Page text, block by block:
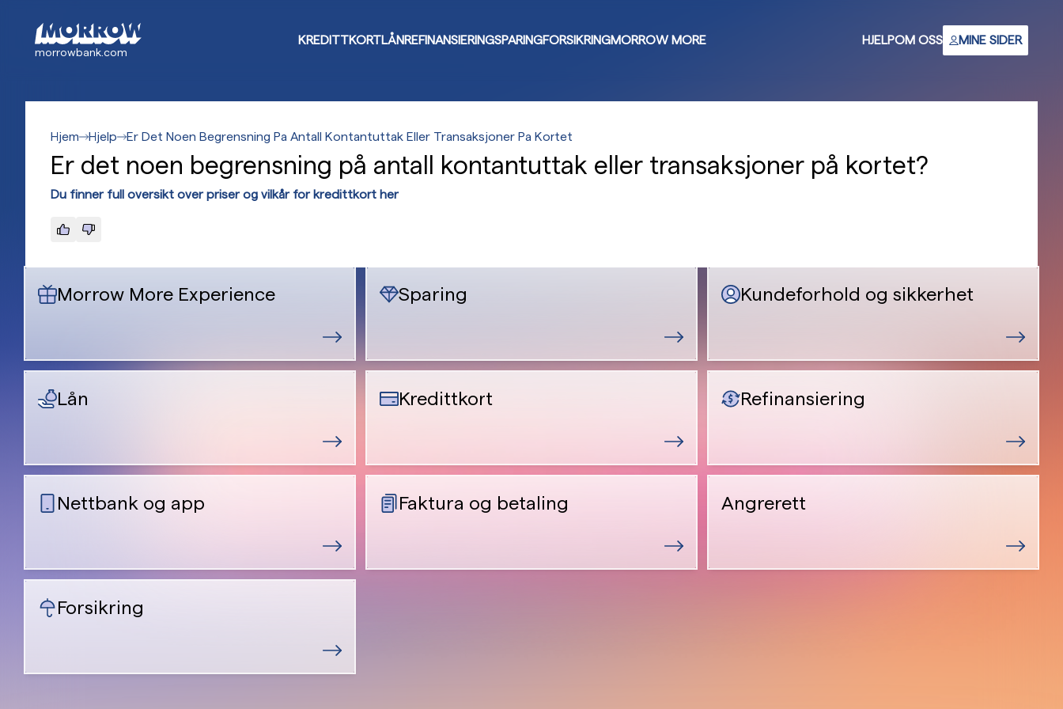
hovedinnhold
morrowbank.com
KREDITTKORTLÅNREFINANSIERINGSPARINGFORSIKRINGMORROW MORE HJELPOM OSS MINE SIDER
Hjem Hjelp Er Det Noen Begrensning Pa Antall Kontantuttak Eller Transaksjoner Pa Kortet
Er det noen begrensning på antall kontantuttak eller transaksjoner på kortet?
Du finner full oversikt over priser og vilkår for kredittkort her
Morrow More Experience Sparing Kundeforhold og sikkerhet
Lån Kredittkort Refinansiering
Nettbank og app Faktura og betaling Angrerett
Forsikring